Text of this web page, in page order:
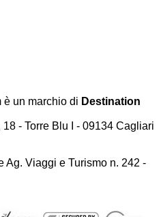
un marchio di Destination
- Torre Blu I - 09134 Cagliari
Ag. Viaggi e Turismo n. 242 -